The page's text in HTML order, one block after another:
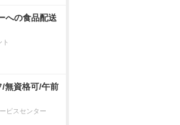
への食品配送
/無資格可/午前
ビスセンター